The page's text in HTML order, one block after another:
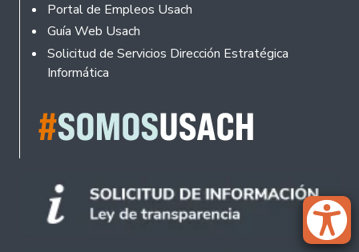
Portal de Empleos Usach
Guía Web Usach
Solicitud de Servicios Dirección Estratégica
Informática